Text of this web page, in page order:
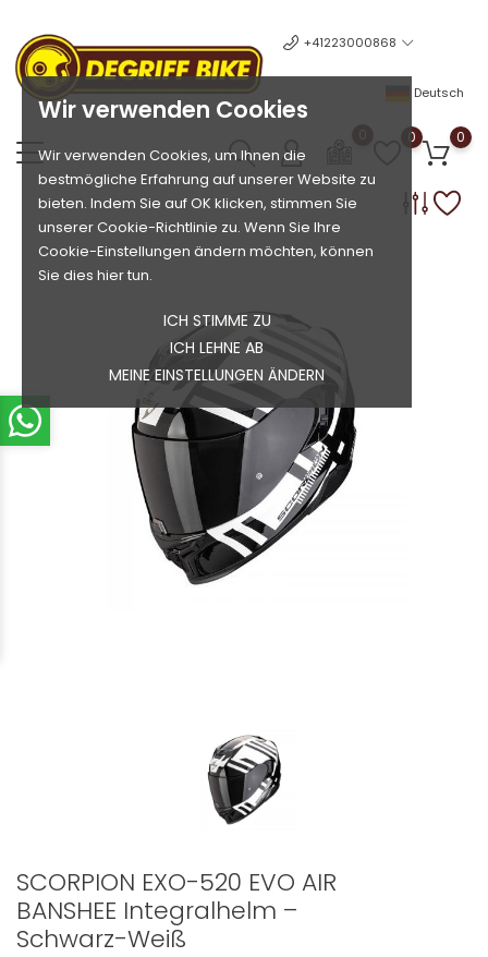
Wir verwenden Cookies
Wir verwenden Cookies, um Ihnen die
bestmögliche Erfahrung auf unserer Website zu
bieten. Indem Sie auf OK klicken, stimmen Sie
unserer Cookie-Richtlinie zu. Wenn Sie Ihre
Cookie-Einstellungen ändern möchten, können
Sie dies hier tun.
ICH STIMME ZU
ICH LEHNE AB
MEINE EINSTELLUNGEN ÄNDERN
+41223000868
Deutsch
0 0
SCORPION EXO-520 EVO AIR
BANSHEE Integralhelm –
Schwarz-Weiß